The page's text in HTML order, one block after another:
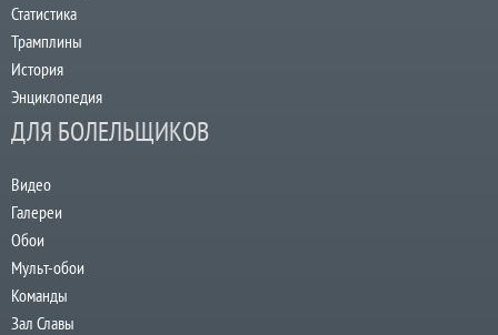
Статистика
Трамплины
История
Энциклопедия
ДЛЯ БОЛЕЛЬЩИКОВ
Видео
Галереи
Обои
Мульт-обои
Команды
Зал Славы